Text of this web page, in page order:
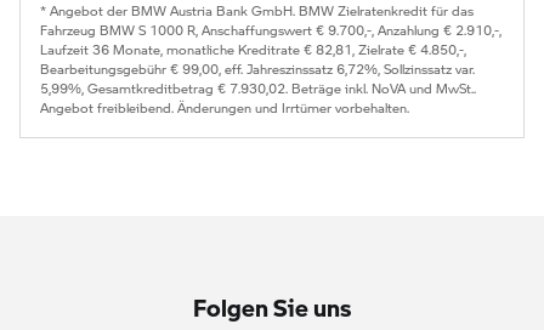
* Angebot der BMW Austria Bank GmbH. BMW Zielratenkredit für das
Fahrzeug BMW S 1000 R, Anschaffungswert € 9.700,-, Anzahlung € 2.910,-,
Laufzeit 36 Monate, monatliche Kreditrate € 82,81, Zielrate € 4.850,-,
Bearbeitungsgebühr € 99,00, eff. Jahreszinssatz 6,72%, Sollzinssatz var.
5,99%, Gesamtkreditbetrag € 7.930,02. Beträge inkl. NoVA und MwSt..
Angebot freibleibend. Änderungen und Irrtümer vorbehalten.
Folgen Sie uns